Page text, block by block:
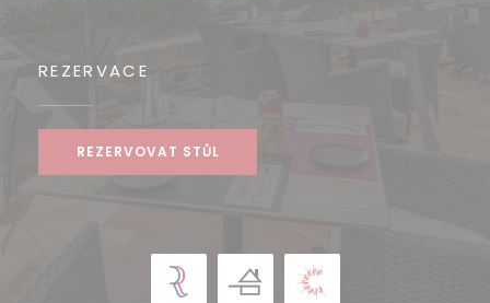
REZERVACE
REZERVOVAT STŮL